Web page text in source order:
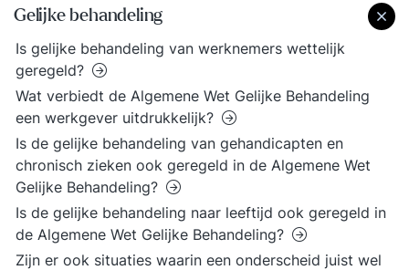
Gelijke behandeling
Is gelijke behandeling van werknemers wettelijk
geregeld?
Wat verbiedt de Algemene Wet Gelijke Behandeling
een werkgever uitdrukkelijk?
Is de gelijke behandeling van gehandicapten en
chronisch zieken ook geregeld in de Algemene Wet
Gelijke Behandeling?
Is de gelijke behandeling naar leeftijd ook geregeld in
de Algemene Wet Gelijke Behandeling?
Zijn er ook situaties waarin een onderscheid juist wel